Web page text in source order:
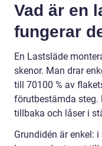
Vad är en
fungerar
En Lastsläde
skenor. Man drar
till 70100 % av
förutbestämda steg.
tillbaka och låser i
Grundidén är enkel: